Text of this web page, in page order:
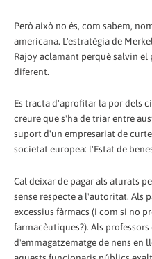
Però això no és, com sabem,
americana. L'estratègia de
Rajoy aclamant perquè salvin el
diferent.
Es tracta d'aprofitar la por dels
creure que s'ha de triar entre
suport d'un empresariat de
societat europea: l'Estat de
Cal deixar de pagar als aturats
sense respecte a l'autoritat. Als
excessius fàrmacs (i com si no
farmacèutiques?). Als
d'emmagatzematge de nens en